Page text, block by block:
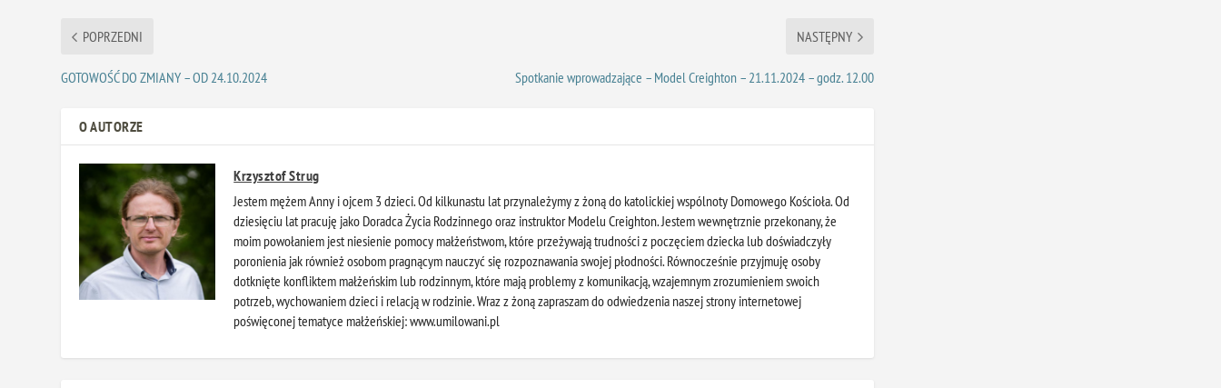
POPRZEDNI
GOTOWOŚĆ DO ZMIANY – OD 24.10.2024
NASTĘPNY
Spotkanie wprowadzające – Model Creighton – 21.11.2024 – godz. 12.00
O AUTORZE
Krzysztof Strug
Jestem mężem Anny i ojcem 3 dzieci. Od kilkunastu lat przynależymy z żoną do katolickiej wspólnoty Domowego Kościoła. Od
dziesięciu lat pracuję jako Doradca Życia Rodzinnego oraz instruktor Modelu Creighton. Jestem wewnętrznie przekonany, że
moim powołaniem jest niesienie pomocy małżeństwom, które przeżywają trudności z poczęciem dziecka lub doświadczyły
poronienia jak również osobom pragnącym nauczyć się rozpoznawania swojej płodności. Równocześnie przyjmuję osoby
dotknięte konfliktem małżeńskim lub rodzinnym, które mają problemy z komunikacją, wzajemnym zrozumieniem swoich
potrzeb, wychowaniem dzieci i relacją w rodzinie. Wraz z żoną zapraszam do odwiedzenia naszej strony internetowej
poświęconej tematyce małżeńskiej: www.umilowani.pl